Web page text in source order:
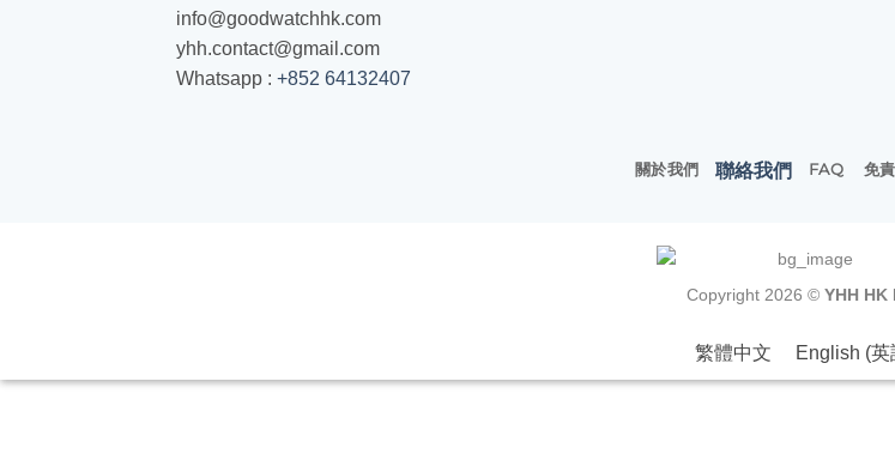
info@goodwatchhk.com
yhh.contact@gmail.com
Whatsapp : +852 64132407
關於我們 聯絡我們 FAQ 免
Copyright 2026 © YHH HK
繁體中文 English (英